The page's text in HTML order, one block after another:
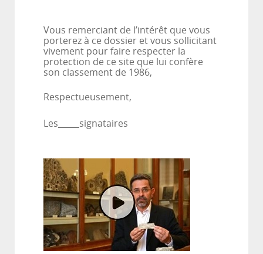
Vous remerciant de l’intérêt que vous
porterez à ce dossier et vous sollicitant
vivement pour faire respecter la
protection de ce site que lui confère
son classement de 1986,
Respectueusement,
Les signataires